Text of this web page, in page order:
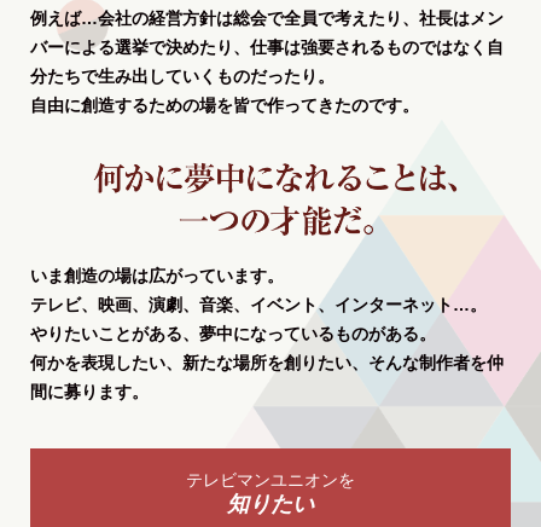
例えば…会社の経営方針は総会で全員で考えたり、社長はメン
バーによる選挙で決めたり、仕事は強要されるものではなく自
分たちで生み出していくものだったり。
自由に創造するための場を皆で作ってきたのです。
いま創造の場は広がっています。
テレビ、映画、演劇、音楽、イベント、インターネット…。
やりたいことがある、夢中になっているものがある。
何かを表現したい、新たな場所を創りたい、そんな制作者を仲
間に募ります。
テレビマンユニオンを
知りたい